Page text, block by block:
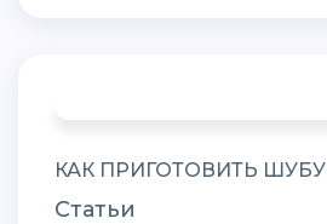
КАК ПРИГОТОВИТЬ ШУБУ
Статьи